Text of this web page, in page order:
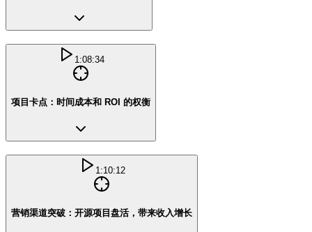
1:08:34
项目卡点：时间成本和 ROI 的权衡
1:10:12
营销渠道突破：开源项目盘活，带来收入增长